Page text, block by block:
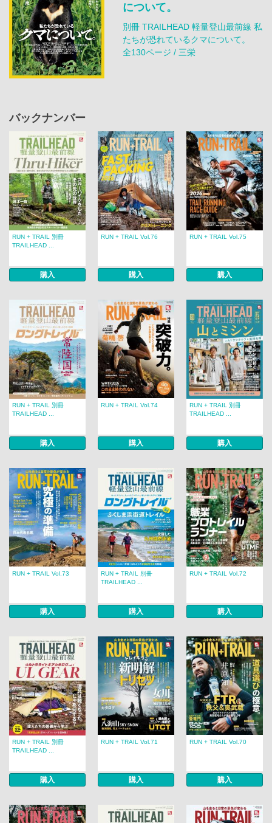
について。
別冊 TRAILHEAD 軽量登山最前線 私
たちが恐れているクマについて。
全130ページ / 三栄
バックナンバー
RUN + TRAIL 別冊
TRAILHEAD ...
購入
RUN + TRAIL Vol.76
購入
RUN + TRAIL Vol.75
購入
RUN + TRAIL 別冊
TRAILHEAD ...
購入
RUN + TRAIL Vol.74
購入
RUN + TRAIL 別冊
TRAILHEAD ...
購入
RUN + TRAIL Vol.73
購入
RUN + TRAIL 別冊
TRAILHEAD ...
購入
RUN + TRAIL Vol.72
購入
RUN + TRAIL 別冊
TRAILHEAD ...
購入
RUN + TRAIL Vol.71
購入
RUN + TRAIL Vol.70
購入